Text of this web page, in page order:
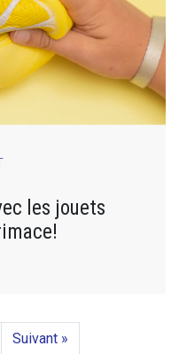
les jouets
Suivant »